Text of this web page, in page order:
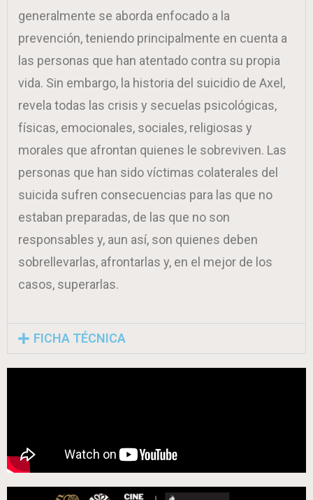
generalmente se aborda enfocado a la
prevención, teniendo principalmente en cuenta a
las personas que han atentado contra su propia
vida. Sin embargo, la historia del suicidio de Axel,
revela todas las crisis y secuelas psicológicas,
físicas, emocionales, sociales, religiosas y
morales que afrontan quienes le sobreviven. Las
personas que han sido víctimas colaterales del
suicida sufren consecuencias para las que no
estaban preparadas, de las que no son
responsables y, aun así, son quienes deben
sobrellevarlas, afrontarlas y, en el mejor de los
casos, superarlas.
FICHA TÉCNICA